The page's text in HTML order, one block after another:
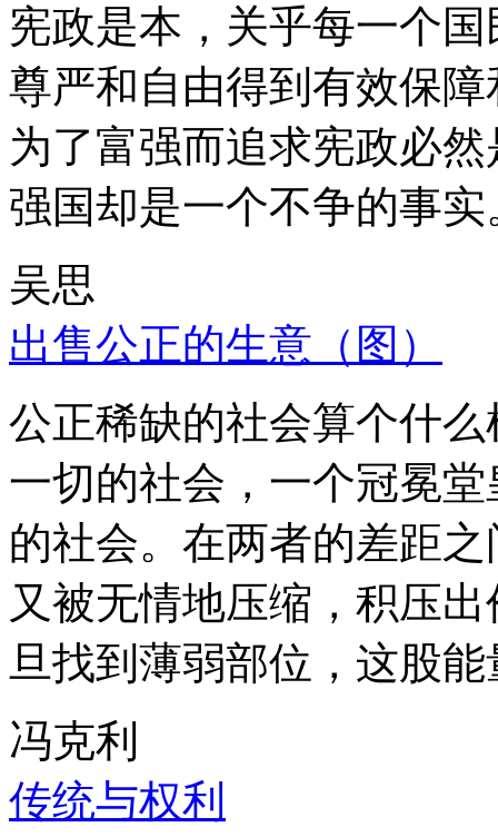
宪政是本，关乎每一个
尊严和自由得到有效保
为了富强而追求宪政必
强国却是一个不争的事实
吴思
出售公正的生意（图）
公正稀缺的社会算个什
一切的社会，一个冠冕
的社会。在两者的差距
又被无情地压缩，积压
旦找到薄弱部位，这股
冯克利
传统与权利